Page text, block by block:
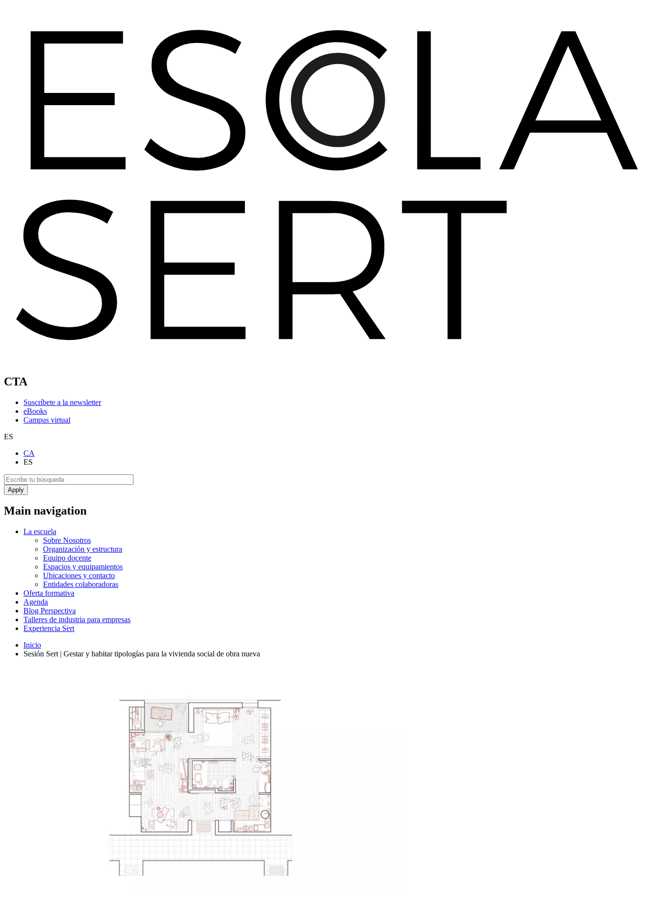
CTA
Suscríbete a la newsletter
eBooks
Campus virtual
ES
CA
ES
Main navigation
La escuela
Sobre Nosotros
Organización y estructura
Equipo docente
Espacios y equipamientos
Ubicaciones y contacto
Entidades colaboradoras
Oferta formativa
Agenda
Blog Perspectiva
Talleres de industria para empresas
Experiencia Sert
Inicio
Sesión Sert | Gestar y habitar tipologías para la vivienda social de obra nueva